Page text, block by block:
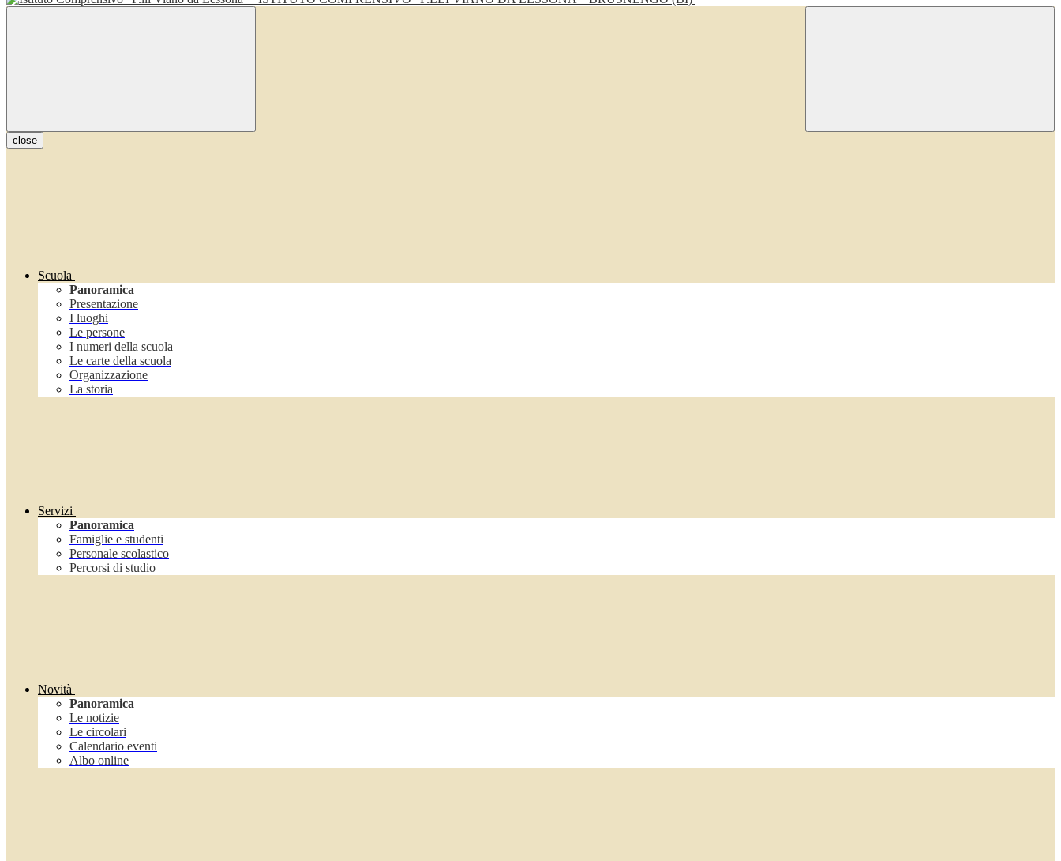
close
Scuola
Panoramica
Presentazione
I luoghi
Le persone
I numeri della scuola
Le carte della scuola
Organizzazione
La storia
Servizi
Panoramica
Famiglie e studenti
Personale scolastico
Percorsi di studio
Novità
Panoramica
Le notizie
Le circolari
Calendario eventi
Albo online